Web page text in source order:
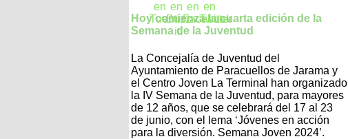
Hoy comienza la cuarta edición de la
Semana de la Juventud
La Concejalía de Juventud del
Ayuntamiento de Paracuellos de Jarama y
el Centro Joven La Terminal han organizado
la IV Semana de la Juventud, para mayores
de 12 años, que se celebrará del 17 al 23
de junio, con el lema ‘Jóvenes en acción
para la diversión. Semana Joven 2024’.